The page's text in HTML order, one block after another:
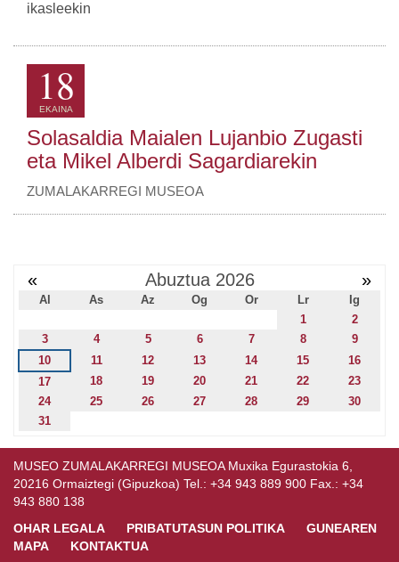
ikasleekin
18
EKAINA
Solasaldia Maialen Lujanbio Zugasti
eta Mikel Alberdi Sagardiarekin
ZUMALAKARREGI MUSEOA
« Abuztua 2026 »
Al As Az Og Or Lr
Ig
1
2
3
4 5 6 7 8
9
10
11 12 13 14 15
16
17
18 19 20 21 22
23
24
25 26 27 28 29
30
31
MUSEO ZUMALAKARREGI MUSEOA Muxika Egurastokia 6,
20216 Ormaiztegi (Gipuzkoa) Tel.: +34 943 889 900 Fax.: +34
943 880 138
OHAR LEGALA
PRIBATUTASUN POLITIKA
GUNEAREN
MAPA
KONTAKTUA